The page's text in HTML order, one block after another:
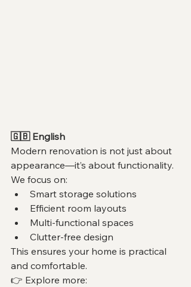
🇬🇧 English
Modern renovation is not just about
appearance—it’s about functionality.
We focus on:
Smart storage solutions
Efficient room layouts
Multi-functional spaces
Clutter-free design
This ensures your home is practical
and comfortable.
👉 Explore more: